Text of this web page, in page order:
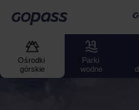
Gopass
Ośrodki
górskie
Parki
wodne